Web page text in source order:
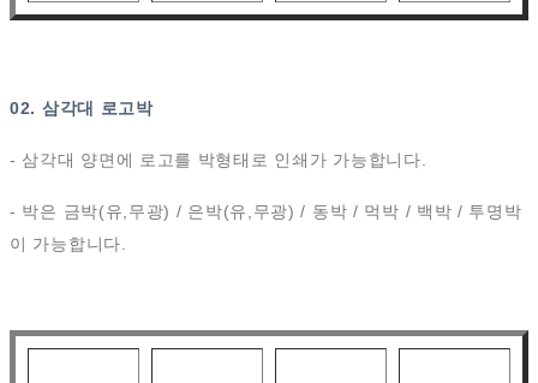
02. 삼각대 로고박
- 삼각대 양면에 로고를 박형태로 인쇄가 가능합니다.
- 박은 금박(유,무광) / 은박(유,무광) / 동박 / 먹박 / 백박 / 투명박
이 가능합니다.